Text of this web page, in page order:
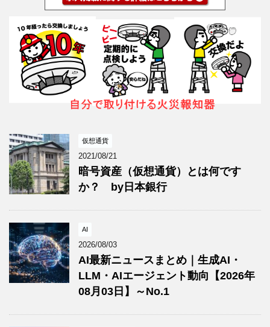
仮想通貨
2021/08/21
暗号資産（仮想通貨）とは何です
か？ by日本銀行
AI
2026/08/03
AI最新ニュースまとめ｜生成AI・
LLM・AIエージェント動向【2026年
08月03日】～No.1